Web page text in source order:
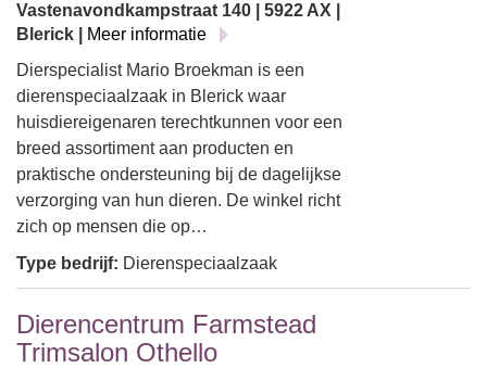
Vastenavondkampstraat 140 | 5922 AX |
Blerick |
Meer informatie
Dierspecialist Mario Broekman is een
dierenspeciaalzaak in Blerick waar
huisdiereigenaren terechtkunnen voor een
breed assortiment aan producten en
praktische ondersteuning bij de dagelijkse
verzorging van hun dieren. De winkel richt
zich op mensen die op…
Type bedrijf: Dierenspeciaalzaak
Dierencentrum Farmstead
Trimsalon Othello